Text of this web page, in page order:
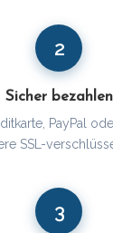
2
Sicher bezahlen
PayPal
SSL-
3